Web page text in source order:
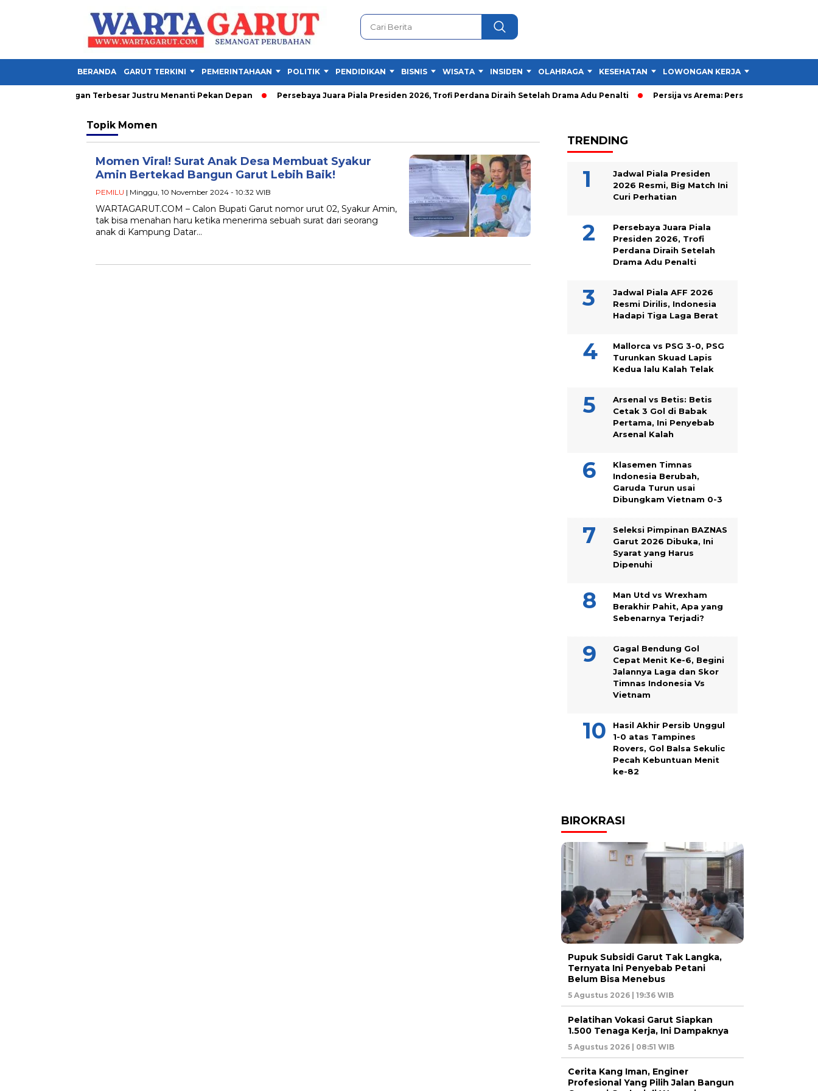
BERANDA GARUT TERKINI PEMERINTAHAAN POLITIK PENDIDIKAN BISNIS WISATA INSIDEN OLAHRAGA KESEHATAN LOWONGAN KERJA
2026, Tantangan Terbesar Justru Menanti Pekan Depan Persebaya Juara Piala Presiden 2026, Trofi Perdana Diraih Setelah Drama Adu Penalti Persija vs Arema: Persija Menang 3-1, Lalu
Topik Momen
Momen Viral! Surat Anak Desa Membuat Syakur
Amin Bertekad Bangun Garut Lebih Baik!
PEMILU | Minggu, 10 November 2024 - 10:32 WIB
WARTAGARUT.COM – Calon Bupati Garut nomor urut 02, Syakur Amin,
tak bisa menahan haru ketika menerima sebuah surat dari seorang
anak di Kampung Datar…
TRENDING
Jadwal Piala Presiden
2026 Resmi, Big Match Ini
Curi Perhatian
Persebaya Juara Piala
Presiden 2026, Trofi
Perdana Diraih Setelah
Drama Adu Penalti
Jadwal Piala AFF 2026
Resmi Dirilis, Indonesia
Hadapi Tiga Laga Berat
Mallorca vs PSG 3-0, PSG
Turunkan Skuad Lapis
Kedua lalu Kalah Telak
Arsenal vs Betis: Betis
Cetak 3 Gol di Babak
Pertama, Ini Penyebab
Arsenal Kalah
Klasemen Timnas
Indonesia Berubah,
Garuda Turun usai
Dibungkam Vietnam 0-3
Seleksi Pimpinan BAZNAS
Garut 2026 Dibuka, Ini
Syarat yang Harus
Dipenuhi
Man Utd vs Wrexham
Berakhir Pahit, Apa yang
Sebenarnya Terjadi?
Gagal Bendung Gol
Cepat Menit Ke-6, Begini
Jalannya Laga dan Skor
Timnas Indonesia Vs
Vietnam
Hasil Akhir Persib Unggul
1-0 atas Tampines
Rovers, Gol Balsa Sekulic
Pecah Kebuntuan Menit
ke-82
BIROKRASI
Pupuk Subsidi Garut Tak Langka,
Ternyata Ini Penyebab Petani
Belum Bisa Menebus
5 Agustus 2026 | 19:36 WIB
Pelatihan Vokasi Garut Siapkan
1.500 Tenaga Kerja, Ini Dampaknya
5 Agustus 2026 | 08:51 WIB
Cerita Kang Iman, Enginer
Profesional Yang Pilih Jalan Bangun